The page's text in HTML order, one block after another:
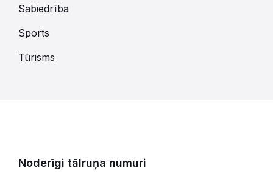
Sabiedrība
Sports
Tūrisms
Noderīgi tālruņa numuri